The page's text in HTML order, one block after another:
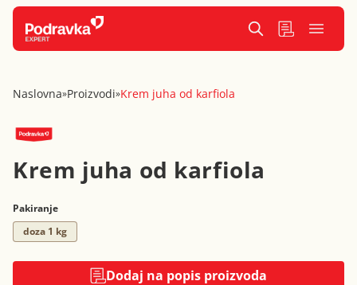
Naslovna»Proizvodi»Krem juha od karfiola
Krem juha od karfiola
Pakiranje
doza 1 kg
Dodaj na popis proizvoda